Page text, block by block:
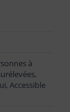
à
Accessible